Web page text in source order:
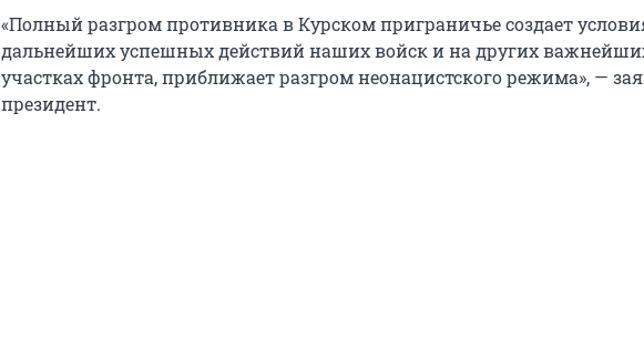
«Полный разгром противника в Курском приграничье создает
дальнейших успешных действий наших войск и на других
участках фронта, приближает разгром неонацистского режима», —
президент.